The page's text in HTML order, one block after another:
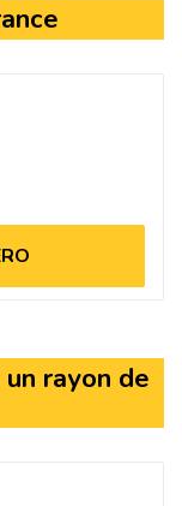
rayon de